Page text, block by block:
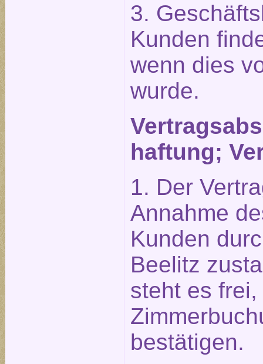
3.
Kunden
wenn dies
wurde.
haftung;
1. Der
Annahme
Kunden
Beelitz
steht es frei,
bestätigen.